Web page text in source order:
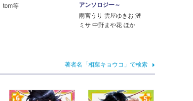
tom等
アンソロジー～
雨宮うり 雲屋ゆきお 漣
ミサ 中野まや花 ほか
著者名「相葉キョウコ」で検索